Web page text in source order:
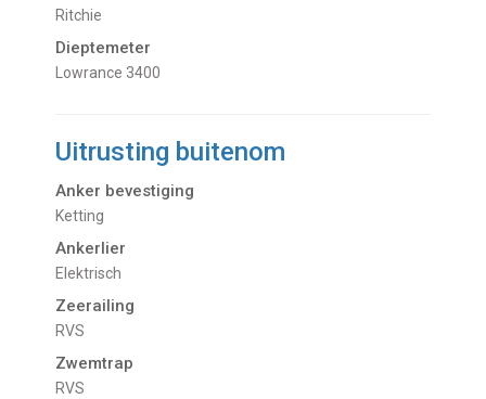
Ritchie
Dieptemeter
Lowrance 3400
Uitrusting buitenom
Anker bevestiging
Ketting
Ankerlier
Elektrisch
Zeerailing
RVS
Zwemtrap
RVS